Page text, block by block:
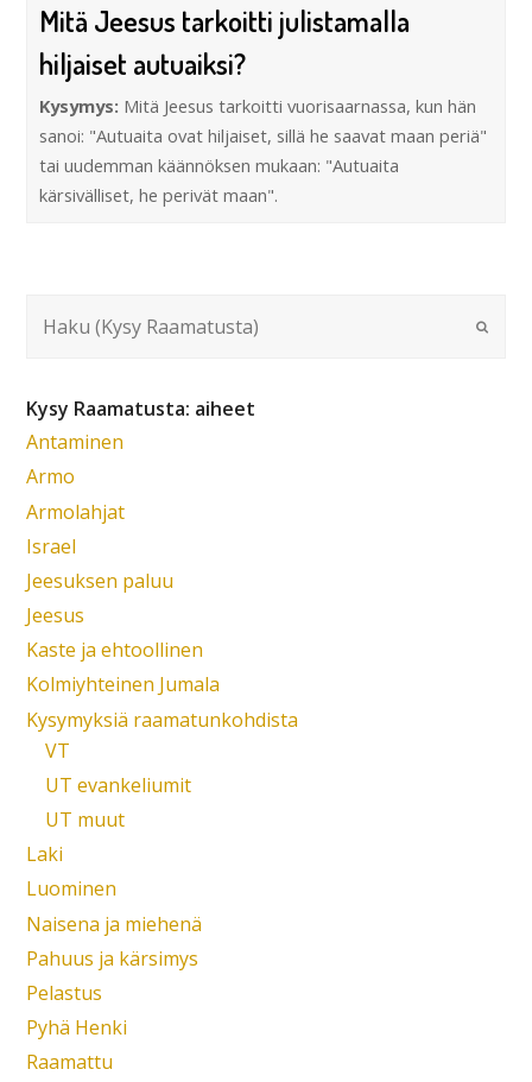
Mitä Jeesus tarkoitti julistamalla
hiljaiset autuaiksi?
Kysymys: Mitä Jeesus tarkoitti vuorisaarnassa, kun hän
sanoi: "Autuaita ovat hiljaiset, sillä he saavat maan periä"
tai uudemman käännöksen mukaan: "Autuaita
kärsivälliset, he perivät maan".
Kysy Raamatusta: aiheet
Antaminen
Armo
Armolahjat
Israel
Jeesuksen paluu
Jeesus
Kaste ja ehtoollinen
Kolmiyhteinen Jumala
Kysymyksiä raamatunkohdista
VT
UT evankeliumit
UT muut
Laki
Luominen
Naisena ja miehenä
Pahuus ja kärsimys
Pelastus
Pyhä Henki
Raamattu